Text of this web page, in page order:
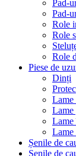
Pad-
Pad-
Role
Role
Role
Piese de
Dinți
Lame
Lame
Lame
Lame
Șenile de
Șenile de